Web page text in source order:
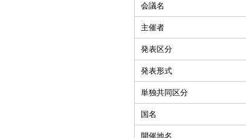
会議名
主催者
発表区分
発表形式
単独共同区分
国名
開催地名